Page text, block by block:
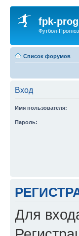
fpk-
Футбол-
Список форумов
Вход
Имя пользователя:
Пароль:
Для